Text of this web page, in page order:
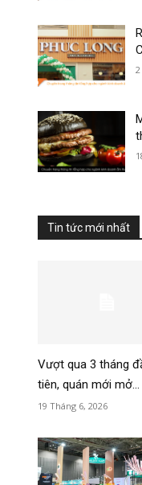
Tin tức mới nhất
Vượt qua 3 tháng
tiên, quán mới mở...
19 Tháng 6, 2026